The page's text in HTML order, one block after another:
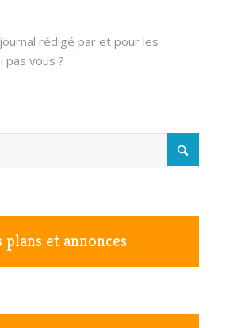
rédigé par et pour les
pas vous ?
plans et annonces